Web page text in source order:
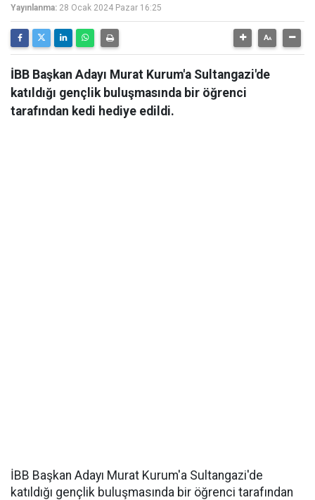
Yayınlanma: 28 Ocak 2024 Pazar 16:25
İBB Başkan Adayı Murat Kurum'a Sultangazi'de
katıldığı gençlik buluşmasında bir öğrenci
tarafından kedi hediye edildi.
İBB Başkan Adayı Murat Kurum'a Sultangazi'de
katıldığı gençlik buluşmasında bir öğrenci tarafından